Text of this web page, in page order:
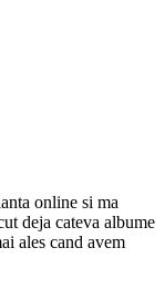
online si ma
deja cateva albume
ales cand avem